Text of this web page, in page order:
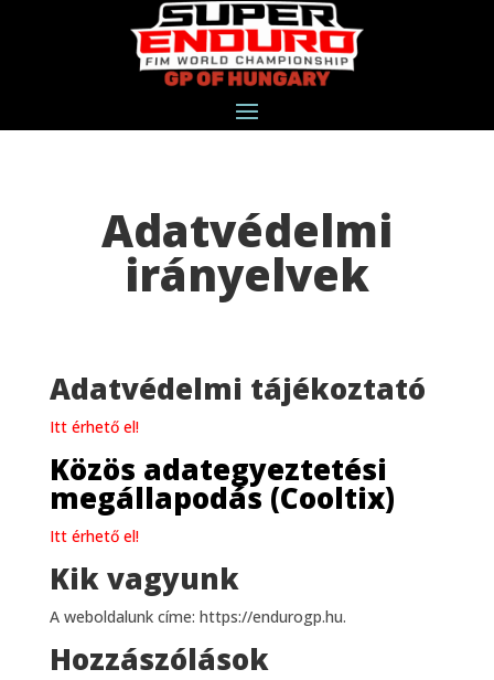
Adatvédelmi
irányelvek
Adatvédelmi tájékoztató
Itt érhető el!
Közös adategyeztetési
megállapodás (Cooltix)
Itt érhető el!
Kik vagyunk
A weboldalunk címe: https://endurogp.hu.
Hozzászólások